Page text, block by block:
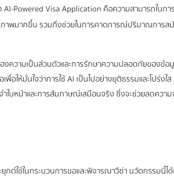
Powered Visa Application คือความสามารถในการ
ภาพมากขึ้น รวมถึงช่วยในการคาดการณ์ปริมาณการส
งความเป็นส่วนตัวและการรักษาความปลอดภัยของข้
ห้มั่นใจว่าการใช้ AI เป็นไปอย่างยุติธรรมและโปร่งใส
บหน้าและการสัมภาษณ์เสมือนจริง ซึ่งจะช่วยลดความ
ใช้ในกระบวนการขอและพิจารณาวีซ่า นวัตกรรมนี้ไ